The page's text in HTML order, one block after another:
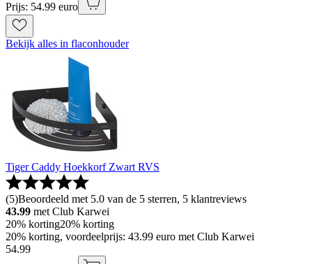
Prijs: 54.99 euro
Bekijk alles in flaconhouder
Tiger Caddy Hoekkorf Zwart RVS
(5)Beoordeeld met 5.0 van de 5 sterren, 5 klantreviews
43.99 met Club Karwei
20% korting20% korting
20% korting, voordeelprijs: 43.99 euro met Club Karwei
54.99